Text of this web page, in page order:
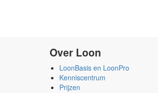
Over Loon
LoonBasis en LoonPro
Kenniscentrum
Prijzen